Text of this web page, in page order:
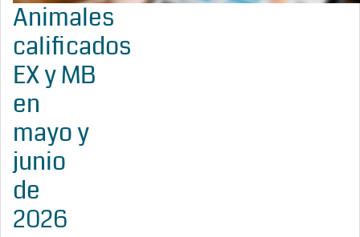
Animales
calificados
EX y MB
en
mayo y
junio
de
2026